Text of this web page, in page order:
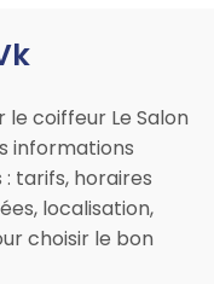
le coiffeur Le Salon
informations
tarifs, horaires
localisation,
choisir le bon